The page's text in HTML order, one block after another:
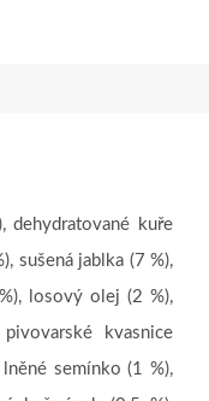
dehydratované kuře
sušená jablka (7 %),
losový olej (2 %),
kvasnice
semínko (1 %),